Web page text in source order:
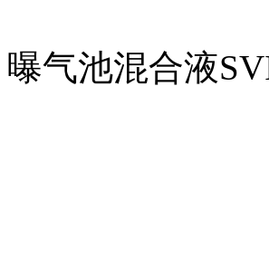
曝气池混合液